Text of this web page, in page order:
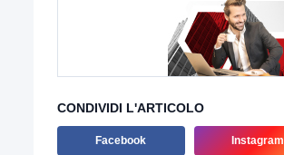
CONDIVIDI L'ARTICOLO
Facebook Instagram